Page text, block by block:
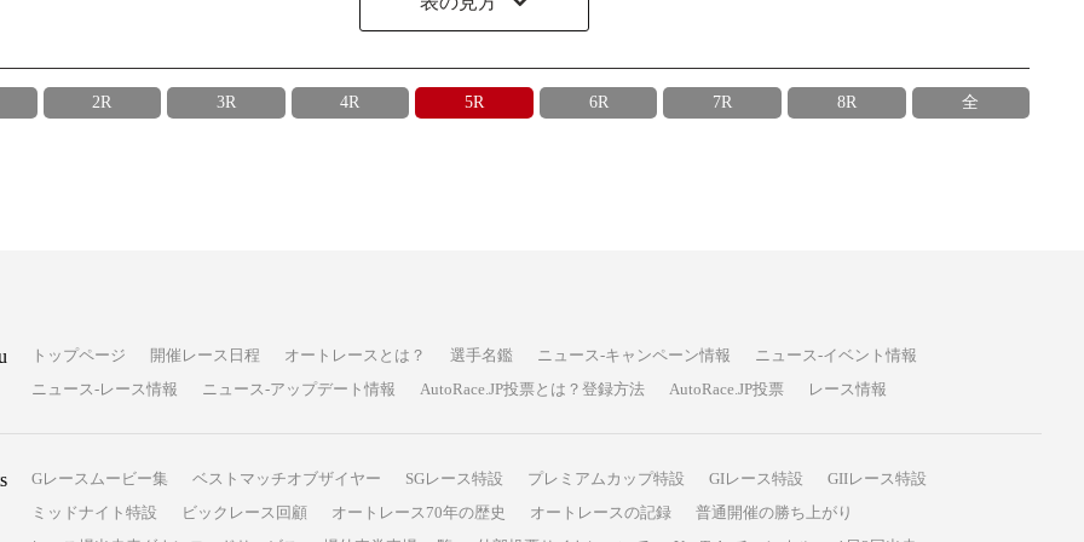
2R 3R 4R 5R 6R 7R 8R 全
トップページ 開催レース日程 オートレースとは？ 選手名鑑 ニュース-キャンペーン情報
ニュース-イベント情報
ニュース-レース情報
ニュース-アップデート情報 AutoRace.JP投票とは？登録方法 AutoRace.JP投票 レース情報
Gレースムービー集 ベストマッチオブザイヤー SGレース特設 プレミアムカップ特設 GIレース特設
GIIレース特設
ミッドナイト特設
ビックレース回顧 オートレース70年の歴史 オートレースの記録
普通開催の勝ち上がり